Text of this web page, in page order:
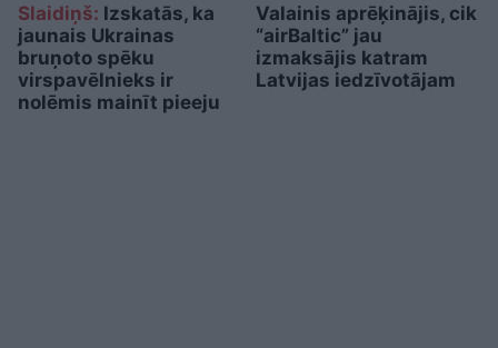
Slaidiņš: Izskatās, ka
jaunais Ukrainas
bruņoto spēku
virspavēlnieks ir
nolēmis mainīt pieeju
Valainis aprēķinājis, cik
“airBaltic” jau
izmaksājis katram
Latvijas iedzīvotājam